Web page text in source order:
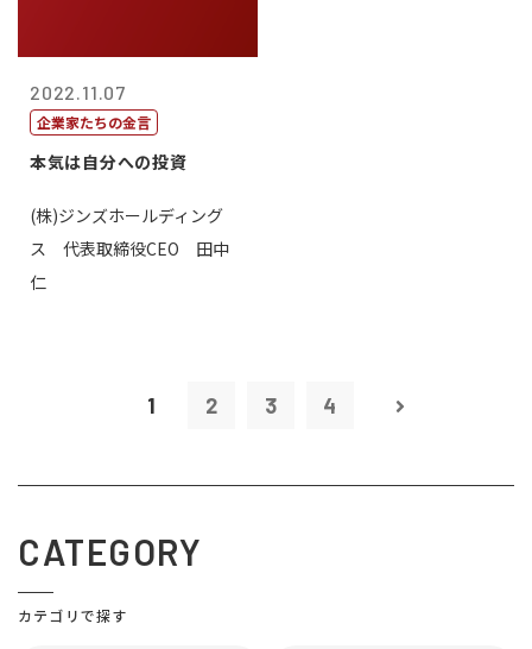
2022.11.07
企業家たちの金言
本気は自分への投資
(株)ジンズホールディング
ス 代表取締役CEO 田中
仁
1 2 3 4
CATEGORY
カテゴリで探す